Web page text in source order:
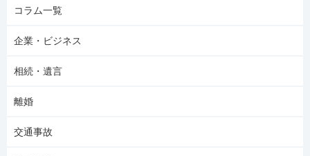
コラム一覧
企業・ビジネス
相続・遺言
離婚
交通事故